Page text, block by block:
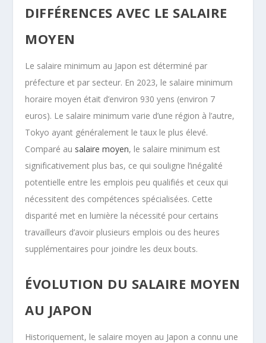
DIFFÉRENCES AVEC LE SALAIRE
MOYEN
Le salaire minimum au Japon est déterminé par
préfecture et par secteur. En 2023, le salaire minimum
horaire moyen était d’environ 930 yens (environ 7
euros). Le salaire minimum varie d’une région à l’autre,
Tokyo ayant généralement le taux le plus élevé.
Comparé au salaire moyen, le salaire minimum est
significativement plus bas, ce qui souligne l’inégalité
potentielle entre les emplois peu qualifiés et ceux qui
nécessitent des compétences spécialisées. Cette
disparité met en lumière la nécessité pour certains
travailleurs d’avoir plusieurs emplois ou des heures
supplémentaires pour joindre les deux bouts.
ÉVOLUTION DU SALAIRE MOYEN
AU JAPON
Historiquement, le salaire moyen au Japon a connu une